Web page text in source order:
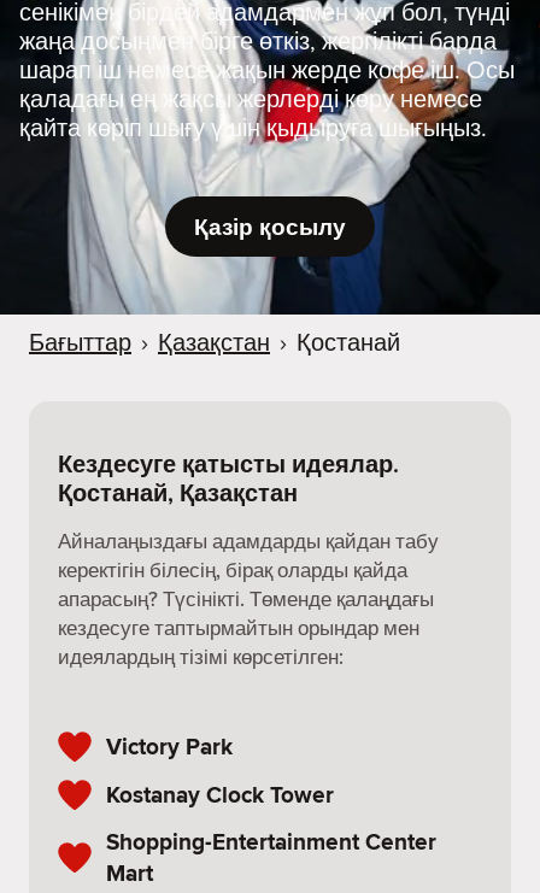
сенікімен бірдей адамдармен жұп бол, түнді
жаңа досыңмен бірге өткіз, жергілікті барда
шарап іш немесе жақын жерде кофе іш. Осы
қаладағы ең жақсы жерлерді көру немесе
қайта көріп шығу үшін қыдыруға шығыңыз.
Қазір қосылу
Бағыттар › Қазақстан › Қостанай
Кездесуге қатысты идеялар.
Қостанай, Қазақстан
Айналаңыздағы адамдарды қайдан табу
керектігін білесің, бірақ оларды қайда
апарасың? Түсінікті. Төменде қалаңдағы
кездесуге таптырмайтын орындар мен
идеялардың тізімі көрсетілген:
Victory Park
Kostanay Clock Tower
Shopping-Entertainment Center
Mart